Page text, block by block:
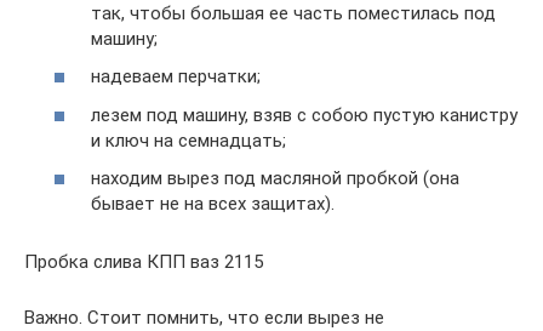
так, чтобы большая ее часть поместилась под
машину;
надеваем перчатки;
лезем под машину, взяв с собою пустую канистру
и ключ на семнадцать;
находим вырез под масляной пробкой (она
бывает не на всех защитах).
Пробка слива КПП ваз 2115
Важно. Стоит помнить, что если вырез не